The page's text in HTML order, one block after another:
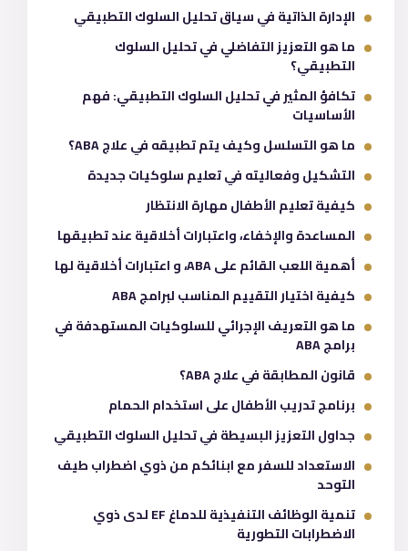
الإدارة الذاتية في سياق تحليل السلوك التطبيقي
ما هو التعزيز التفاضلي في تحليل السلوك
التطبيقي؟
تكافؤ المثير في تحليل السلوك التطبيقي: فهم
الأساسيات
ما هو التسلسل وكيف يتم تطبيقه في علاج ABA؟
التشكيل وفعاليته في تعليم سلوكيات جديدة
كيفية تعليم الأطفال مهارة الانتظار
المساعدة والإخفاء، واعتبارات أخلاقية عند تطبيقها
أهمية اللعب القائم على ABA، و اعتبارات أخلاقية لها
كيفية اختيار التقييم المناسب لبرامج ABA
ما هو التعريف الإجرائي للسلوكيات المستهدفة في
برامج ABA
قانون المطابقة في علاج ABA؟
برنامج تدريب الأطفال على استخدام الحمام
جداول التعزيز البسيطة في تحليل السلوك التطبيقي
الاستعداد للسفر مع ابنائكم من ذوي اضطراب طيف
التوحد
تنمية الوظائف التنفيذية للدماغ EF لدى ذوي
الاضطرابات التطورية